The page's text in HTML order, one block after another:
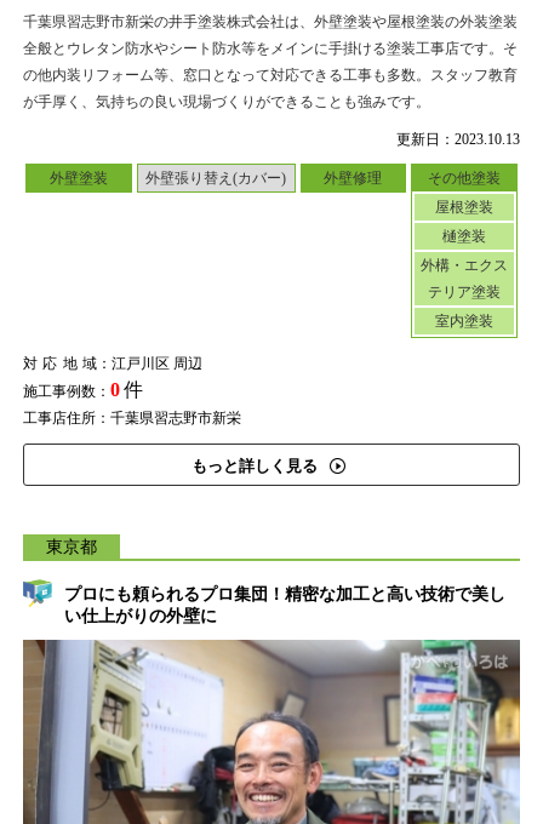
更新日：2023.10.13
外壁塗装 外壁張り替え(カバー) 外壁修理
その他塗装
屋根塗装
樋塗装
外構・エクス
テリア塗装
室内塗装
対応地域：江戸川区 周辺
施工事例数： 0件
工事店住所：千葉県習志野市新栄
もっと詳しく見る
千葉県習志野市新栄の井手塗装株式会社は、外壁塗装や屋根塗装の外装塗装
全般とウレタン防水やシート防水等をメインに手掛ける塗装工事店です。そ
の他内装リフォーム等、窓口となって対応できる工事も多数。スタッフ教育
が手厚く、気持ちの良い現場づくりができることも強みです。
東京都
プロにも頼られるプロ集団！精密な加工と高い技術で美し
い仕上がりの外壁に